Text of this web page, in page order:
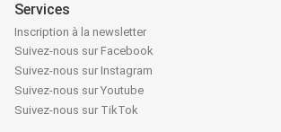
Services
Inscription à la newsletter
Suivez-nous sur Facebook
Suivez-nous sur Instagram
Suivez-nous sur Youtube
Suivez-nous sur TikTok